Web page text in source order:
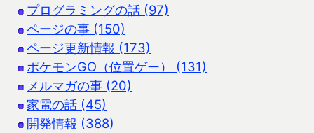
プログラミングの話 (97)
ページの事 (150)
ページ更新情報 (173)
ポケモンGO（位置ゲー） (131)
メルマガの事 (20)
家電の話 (45)
開発情報 (388)